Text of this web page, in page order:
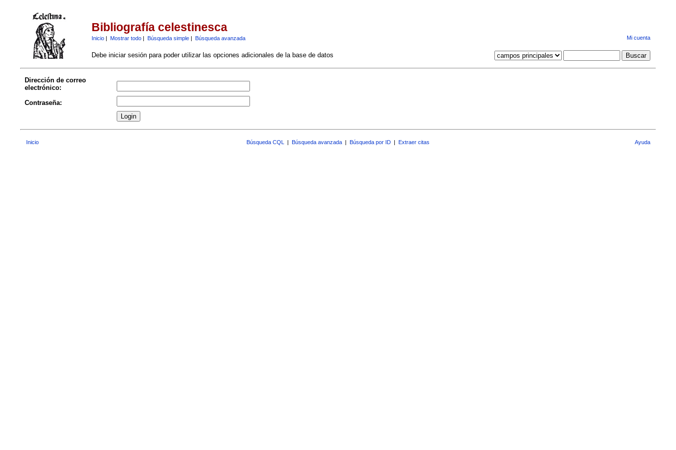
Bibliografía celestinesca
Inicio| Mostrar todo| Búsqueda simple| Búsqueda avanzada Mi cuenta
Debe iniciar sesión para poder utilizar las opciones adicionales de la base de datos
Dirección de correo
electrónico:
Contraseña:
Inicio Búsqueda CQL | Búsqueda avanzada | Búsqueda por ID | Extraer citas Ayuda